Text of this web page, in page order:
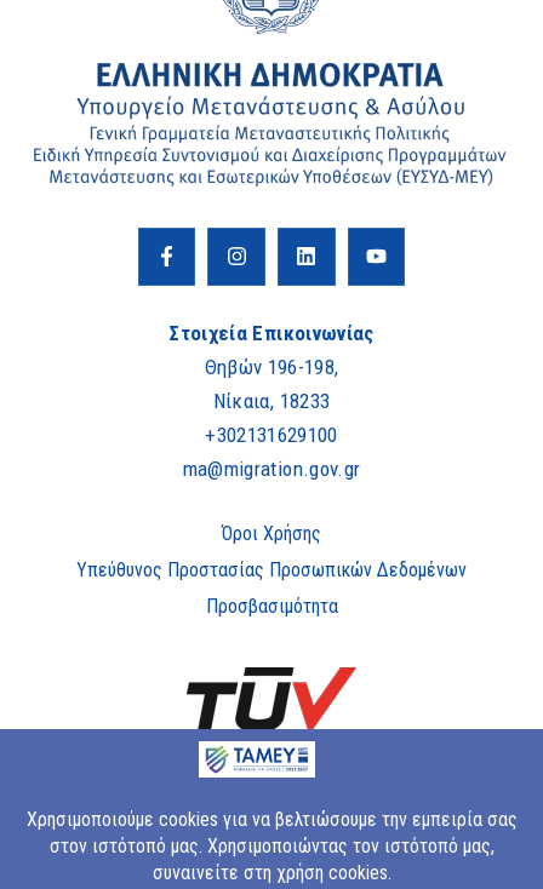
Στοιχεία Επικοινωνίας
Θηβών 196-198,
Νίκαια, 18233
+302131629100
ma@migration.gov.gr
Όροι Χρήσης
Υπεύθυνος Προστασίας Προσωπικών Δεδομένων
Προσβασιμότητα